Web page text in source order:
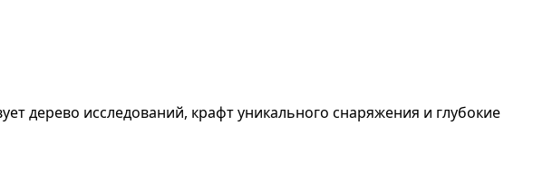
дерево исследований, крафт уникального снаряжения и глубокие